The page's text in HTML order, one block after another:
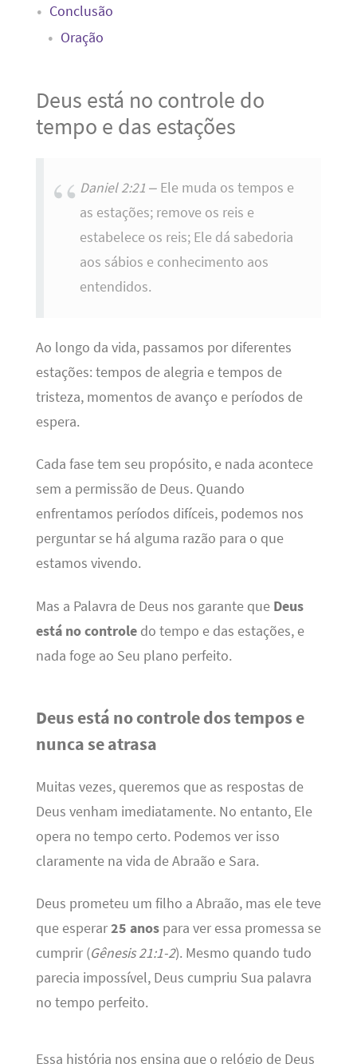
Conclusão
Oração
Deus está no controle do
tempo e das estações
Daniel 2:21 – Ele muda os tempos e
as estações; remove os reis e
estabelece os reis; Ele dá sabedoria
aos sábios e conhecimento aos
entendidos.
Ao longo da vida, passamos por diferentes
estações: tempos de alegria e tempos de
tristeza, momentos de avanço e períodos de
espera.
Cada fase tem seu propósito, e nada acontece
sem a permissão de Deus. Quando
enfrentamos períodos difíceis, podemos nos
perguntar se há alguma razão para o que
estamos vivendo.
Mas a Palavra de Deus nos garante que Deus
está no controledo tempo e das estações, e
nada foge ao Seu plano perfeito.
Deus está no controle dos tempos e
nunca se atrasa
Muitas vezes, queremos que as respostas de
Deus venham imediatamente. No entanto, Ele
opera no tempo certo. Podemos ver isso
claramente na vida de Abraão e Sara.
Deus prometeu um filho a Abraão, mas ele teve
que esperar25 anospara ver essa promessa se
cumprir (Gênesis 21:1-2). Mesmo quando tudo
parecia impossível, Deus cumpriu Sua palavra
no tempo perfeito.
Essa história nos ensina que o relógio de Deus